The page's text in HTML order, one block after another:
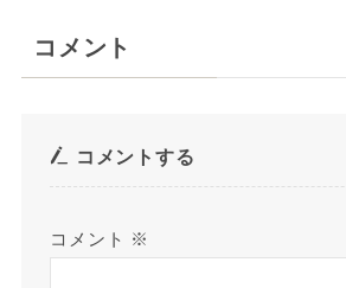
コメント
コメントする
コメント ※